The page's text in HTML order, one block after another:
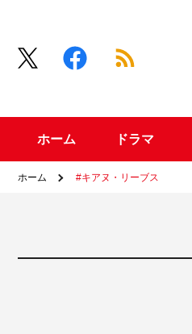
ホーム ドラマ
ホーム #キアヌ・リーブス